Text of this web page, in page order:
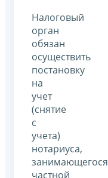
Налоговый
орган
обязан
осуществить
постановку
на
учет
(снятие
с
учета)
нотариуса,
занимающегося
частной